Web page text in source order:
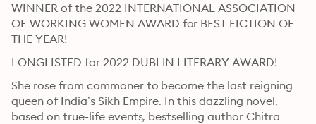
WINNER of the 2022 INTERNATIONAL ASSOCIATION
OF WORKING WOMEN AWARD for BEST FICTION OF
THE YEAR!
LONGLISTED for 2022 DUBLIN LITERARY AWARD!
She rose from commoner to become the last reigning
queen of India’s Sikh Empire. In this dazzling novel,
based on true-life events, bestselling author Chitra